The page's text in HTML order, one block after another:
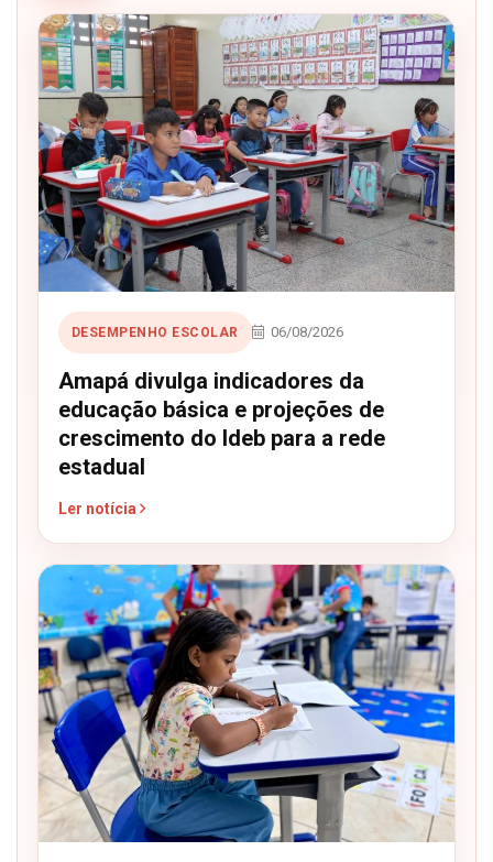
DESEMPENHO ESCOLAR 06/08/2026
Amapá divulga indicadores da
educação básica e projeções de
crescimento do Ideb para a rede
estadual
Ler notícia